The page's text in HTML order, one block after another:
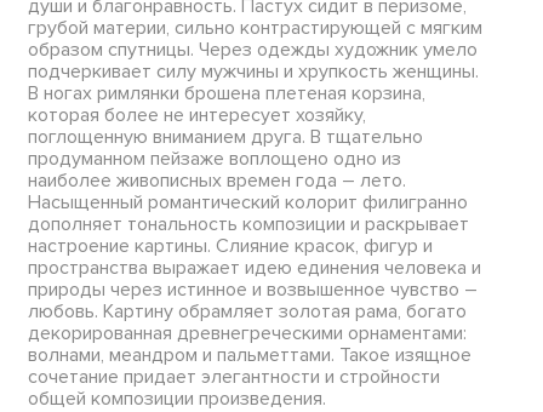
души и благонравность. Пастух сидит в перизоме,
грубой материи, сильно контрастирующей с мягким
образом спутницы. Через одежды художник умело
подчеркивает силу мужчины и хрупкость женщины.
В ногах римлянки брошена плетеная корзина,
которая более не интересует хозяйку,
поглощенную вниманием друга. В тщательно
продуманном пейзаже воплощено одно из
наиболее живописных времен года – лето.
Насыщенный романтический колорит филигранно
дополняет тональность композиции и раскрывает
настроение картины. Слияние красок, фигур и
пространства выражает идею единения человека и
природы через истинное и возвышенное чувство –
любовь. Картину обрамляет золотая рама, богато
декорированная древнегреческими орнаментами:
волнами, меандром и пальметтами. Такое изящное
сочетание придает элегантности и стройности
общей композиции произведения.